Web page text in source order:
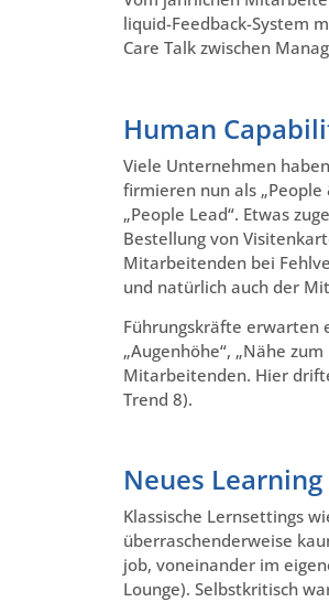
liquid-Feedback-System
Care Talk zwischen
Human
Viele Unternehmen
firmieren nun als „People
„People Lead“. Etwas
Bestellung von
Mitarbeitenden bei
und natürlich auch der
Führungskräfte erwarten
„Augenhöhe“, „Nähe
Mitarbeitenden. Hier
Trend 8).
Neues
Klassische Lernsettings
überraschenderweise
job, voneinander im
Lounge). Selbstkritisch